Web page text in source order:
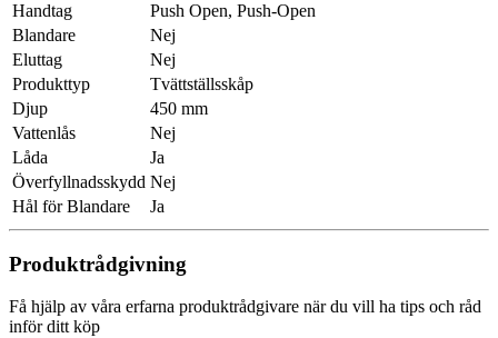
Handtag
Push Open, Push-Open
Blandare
Nej
Eluttag
Nej
Produkttyp
Tvättställsskåp
Djup
450 mm
Vattenlås
Nej
Låda
Ja
Överfyllnadsskydd Nej
Hål för Blandare
Ja
Produktrådgivning
Få hjälp av våra erfarna produktrådgivare när du vill ha tips och råd
inför ditt köp